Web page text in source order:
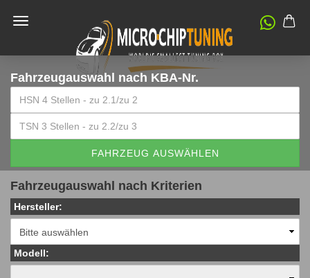
Fahrzeugauswahl nach KBA-Nr.
FAHRZEUG AUSWÄHLEN
Fahrzeugauswahl nach Kriterien
Hersteller:
Modell: